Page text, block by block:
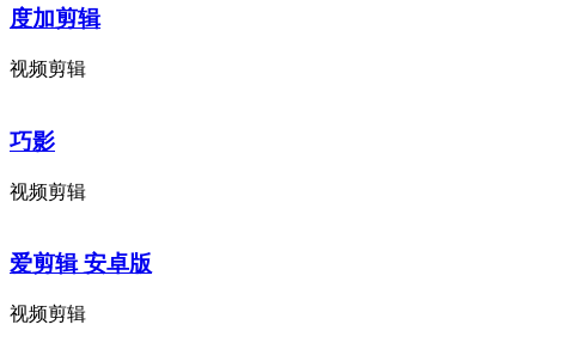
度加剪辑
视频剪辑
巧影
视频剪辑
爱剪辑 安卓版
视频剪辑